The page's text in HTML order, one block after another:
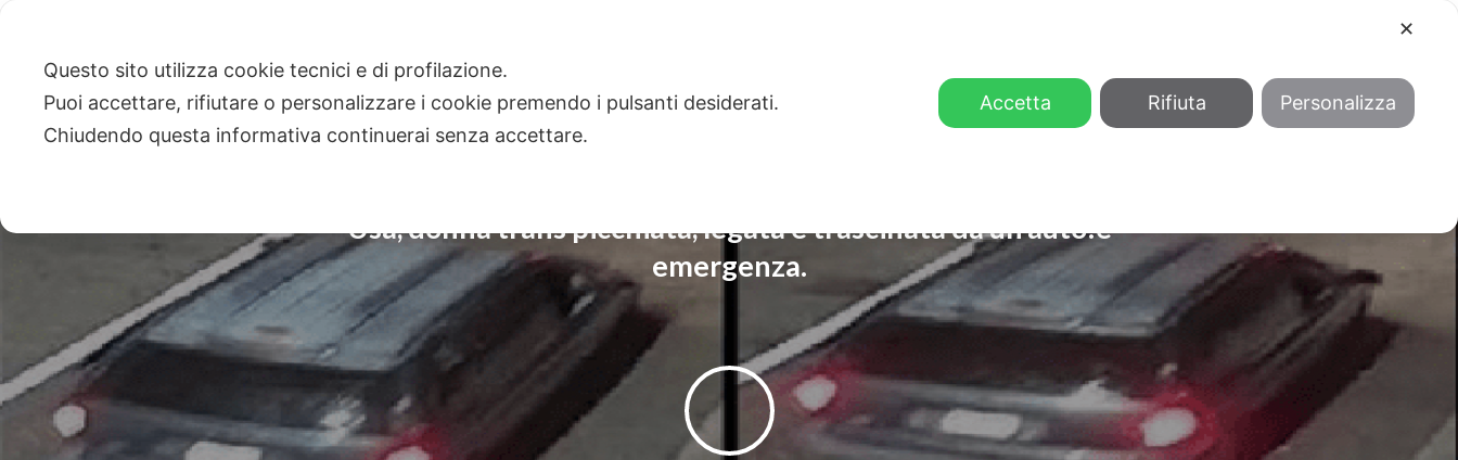
Usa, donna trans picchiata, legata e trascinata da un’auto:è
emergenza.
✕
Questo sito utilizza cookie tecnici e di profilazione.
Puoi accettare, rifiutare o personalizzare i cookie premendo i pulsanti desiderati.
Chiudendo questa informativa continuerai senza accettare.
Accetta Rifiuta Personalizza